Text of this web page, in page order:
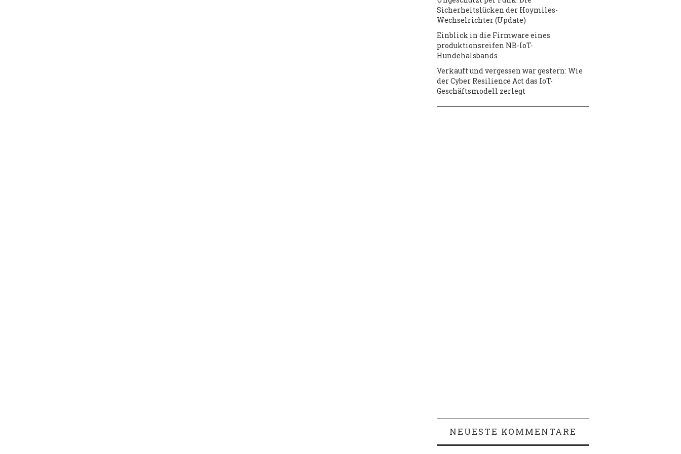
Sicherheitslücken der Hoymiles-
Wechselrichter (Update)
Einblick in die Firmware eines
produktionsreifen NB-IoT-
Hundehalsbands
Verkauft und vergessen war gestern: Wie
der Cyber Resilience Act das IoT-
Geschäftsmodell zerlegt
NEUESTE KOMMENTARE